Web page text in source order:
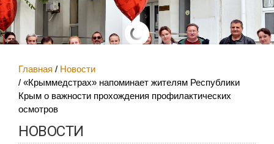
Главная
Новости
«Крыммедстрах» напоминает жителям Республики
Крым о важности прохождения профилактических
осмотров
НОВОСТИ